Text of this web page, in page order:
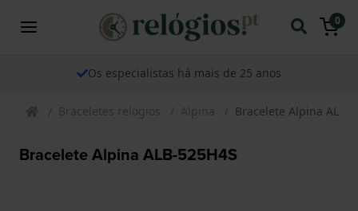
0
Os especialistas há mais de 25 anos
Braceletes relogios Alpina Bracelete Alpina ALB-
Bracelete Alpina ALB-525H4S